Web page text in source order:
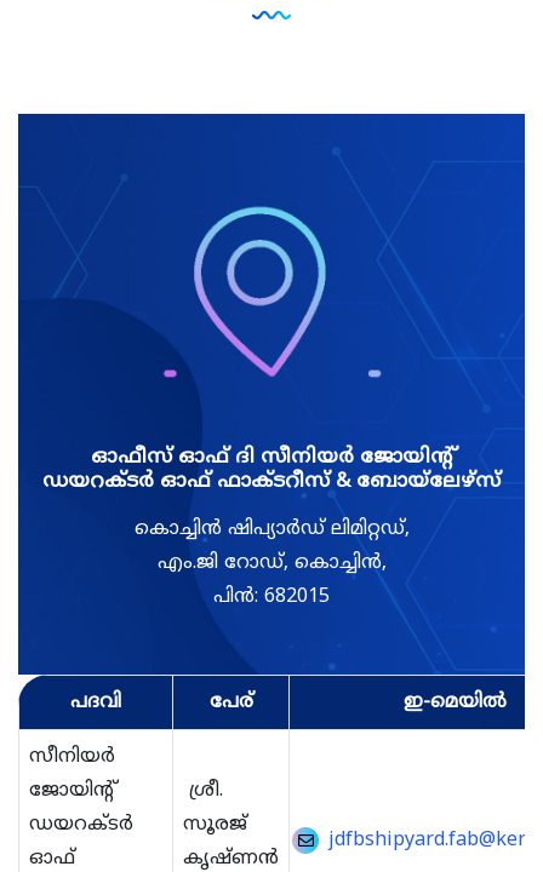
ഓഫീസ് ഓഫ് ദി സീനിയർ ജോയിന്റ്
ഡയറക്ടർ ഓഫ് ഫാക്ടറീസ് & ബോയ്‌ലേഴ്‌സ്
കൊച്ചിൻ ഷിപ്യാർഡ് ലിമിറ്റഡ്,
എം.ജി റോഡ്, കൊച്ചിൻ,
പിൻ: 682015
പദവി പേര് ഇ-മെയിൽ
സീനിയർ
ജോയിന്റ്
ഡയറക്ടർ
ഓഫ്
ശ്രീ.
സൂരജ്
കൃഷ്ണൻ